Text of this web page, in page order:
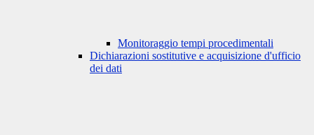
Monitoraggio tempi procedimentali
Dichiarazioni sostitutive e acquisizione d'ufficio
dei dati